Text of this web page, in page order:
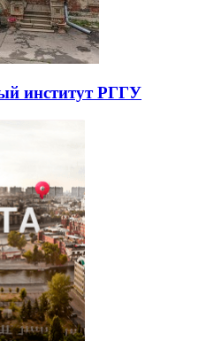
институт РГГУ